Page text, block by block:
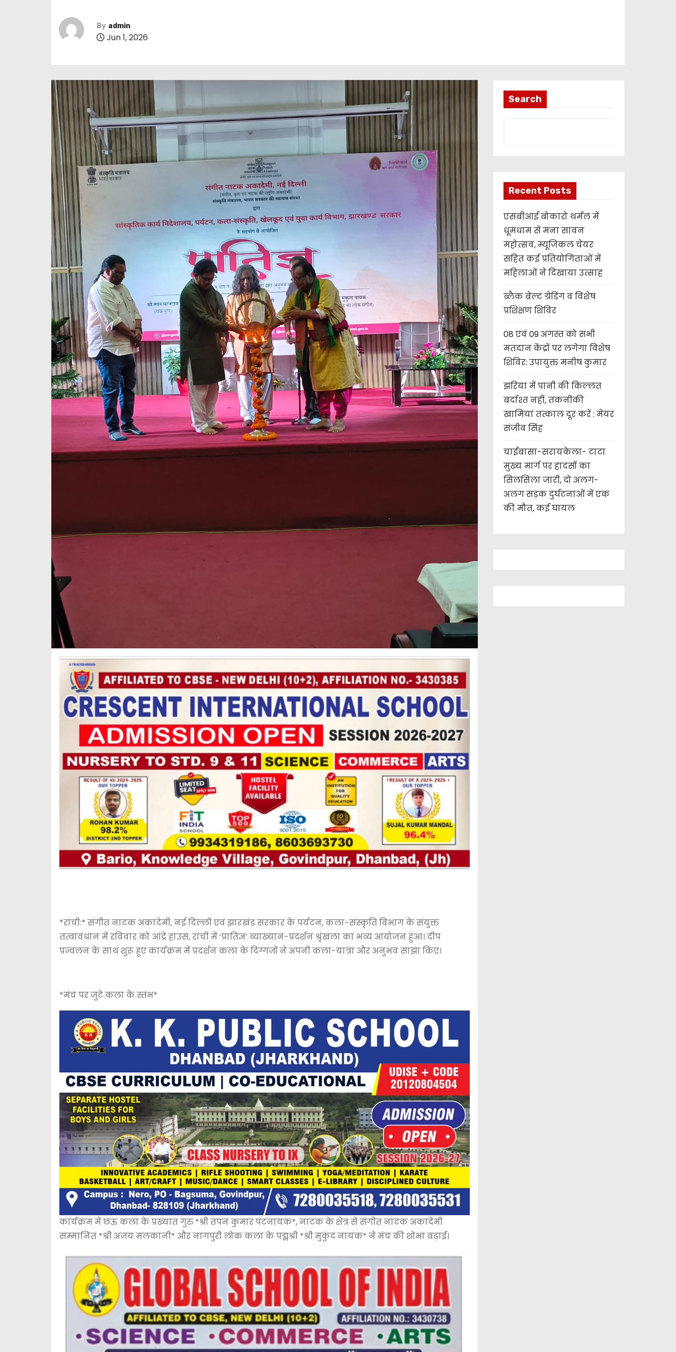
By admin
Jun 1, 2026
*रांची:* संगीत नाटक अकादेमी, नई दिल्ली एवं झारखंड सरकार के पर्यटन, कला-संस्कृति विभाग के संयुक्त
तत्वावधान में रविवार को आंद्रे हाउस, रांची में ‘प्रातिज्ञ’ व्याख्यान-प्रदर्शन श्रृंखला का भव्य आयोजन हुआ। दीप
प्रज्वलन के साथ शुरू हुए कार्यक्रम में प्रदर्शन कला के दिग्गजों ने अपनी कला-यात्रा और अनुभव साझा किए।
*मंच पर जुटे कला के स्तंभ*
कार्यक्रम में छऊ कला के प्रख्यात गुरु *श्री तपन कुमार पटनायक*, नाटक के क्षेत्र से संगीत नाटक अकादेमी
सम्मानित *श्री अजय मलकानी* और नागपुरी लोक कला के पद्मश्री *श्री मुकुंद नायक* ने मंच की शोभा बढ़ाई।
Search
Recent Posts
एसबीआई बोकारो थर्मल में
धूमधाम से मना सावन
महोत्सव, म्यूजिकल चेयर
सहित कई प्रतियोगिताओं में
महिलाओं ने दिखाया उत्साह
ब्लैक बेल्ट ग्रेडिंग व विशेष
प्रशिक्षण शिविर
08 एवं 09 अगस्त को सभी
मतदान केंद्रों पर लगेगा विशेष
शिविर: उपायुक्त मनीष कुमार
झरिया में पानी की किल्लत
बर्दाश्त नहीं, तकनीकी
खामियां तत्काल दूर करें : मेयर
संजीव सिंह
चाईबासा-सरायकेला- टाटा
मुख्य मार्ग पर हादसों का
सिलसिला जारी, दो अलग-
अलग सड़क दुर्घटनाओं में एक
की मौत, कई घायल